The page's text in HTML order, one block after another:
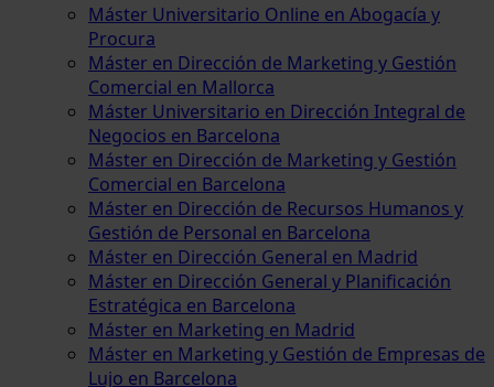
Máster Universitario Online en Abogacía y
Procura
Máster en Dirección de Marketing y Gestión
Comercial en Mallorca
Máster Universitario en Dirección Integral de
Negocios en Barcelona
Máster en Dirección de Marketing y Gestión
Comercial en Barcelona
Máster en Dirección de Recursos Humanos y
Gestión de Personal en Barcelona
Máster en Dirección General en Madrid
Máster en Dirección General y Planificación
Estratégica en Barcelona
Máster en Marketing en Madrid
Máster en Marketing y Gestión de Empresas de
Lujo en Barcelona